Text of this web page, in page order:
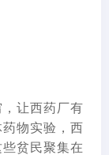
让西药厂有
物实验，西
贫民聚集在